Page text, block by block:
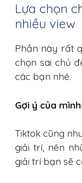
Lựa chọn
nhiều view
Phần này rất
chọn sai chủ
các bạn nhé.
Gợi ý của
Tiktok cũng
giải trí, nên
giải trí bạn sẽ